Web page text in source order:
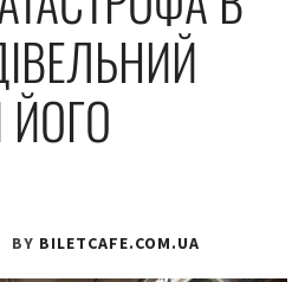
ЙОГО
BY BILETCAFE.COM.UA